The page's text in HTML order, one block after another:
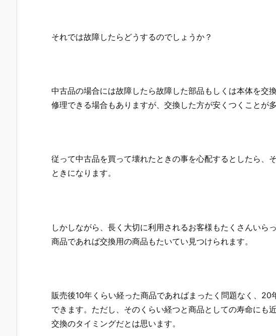
それでは故障したらどうするのでしょうか？
中古品の場合には故障したら故障した部品もしくは本体を交
修理できる場合もありますが、交換した方が安くつくことが多
従って中古品を買って壊れたときの事を心配するとしたら、
ときになります。
しかしながら、長く大切に利用されるお客様もたくさんいら
商品であれば交換用の商品もたいてい見つけられます。
販売後10年くらい経った商品であればまったく問題なく、
できます。ただし、そのくらい経つと商品としての寿命にも
交換のタイミングだとは思います。